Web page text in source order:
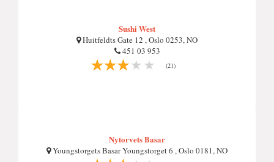
Sushi West
Huitfeldts Gate 12 , Oslo 0253, NO
451 03 953
(21)
Nytorvets Basar
Youngstorgets Basar Youngstorget 6 , Oslo 0181, NO